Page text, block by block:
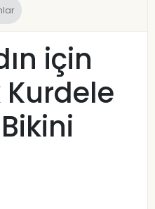
için
Kurdele